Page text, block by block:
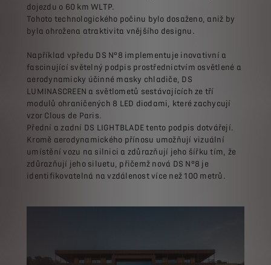
dojezdu o 60 km WLTP.
Tohoto technologického počinu bylo dosaženo, aniž by
byla ohrožena atraktivita vnějšího designu.
Například vpředu DS N°8 implementuje inovativní a
fascinující světelný podpis prostřednictvím osvětlené a
aerodynamicky účinné masky chladiče, DS
LUMINASCREEN a světlometů sestávajících ze tří
modulů ohraničených 8 LED diodami, které zachycují
vzor Clous de Paris.
Přední a zadní DS LIGHTBLADE tento podpis dotvářejí.
Kromě aerodynamického přínosu umožňují vizuální
umístění vozu na silnici a zdůrazňují jeho šířku tím, že
zdůrazňují jeho siluetu, přičemž nová DS N°8 je
identifikovatelná na vzdálenost více než 100 metrů.